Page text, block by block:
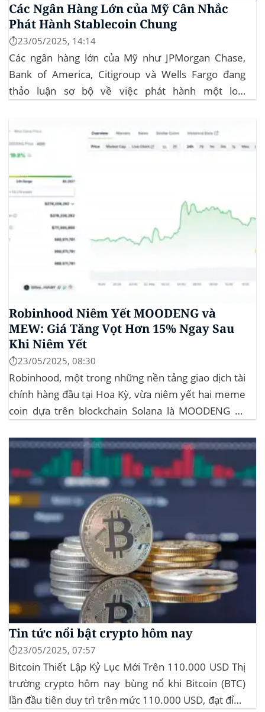
Các Ngân Hàng Lớn của Mỹ Cân Nhắc
Phát Hành Stablecoin Chung
⏱️23/05/2025, 14:14
Các ngân hàng lớn của Mỹ như JPMorgan Chase,
Bank of America, Citigroup và Wells Fargo đang
thảo luận sơ bộ về việc phát hành một loại
tiền điện tử. Các...
Robinhood Niêm Yết MOODENG và
MEW: Giá Tăng Vọt Hơn 15% Ngay Sau
Khi Niêm Yết
⏱️23/05/2025, 08:30
Robinhood, một trong những nền tảng giao dịch tài
chính hàng đầu tại Hoa Kỳ, vừa niêm yết hai meme
coin dựa trên blockchain Solana là MOODENG và
mẽ cho cả hai đồng tiền số, với mức tăng hơn...
Tin tức nổi bật crypto hôm nay
⏱️23/05/2025, 07:57
Bitcoin Thiết Lập Kỷ Lục Mới Trên 110.000 USD Thị
trường crypto hôm nay bùng nổ khi Bitcoin (BTC)
lần đầu tiên duy trì trên mức 110.000 USD, đạt đỉnh